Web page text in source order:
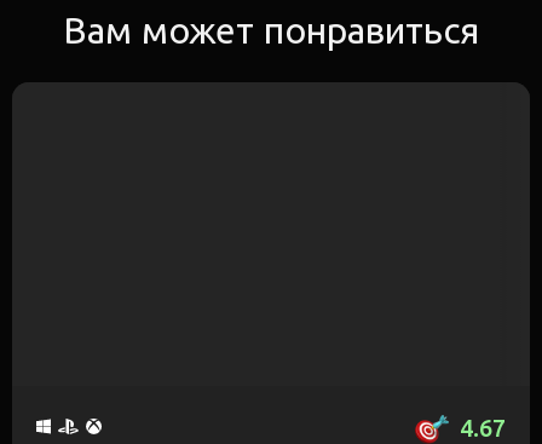
Вам может понравиться
4.67